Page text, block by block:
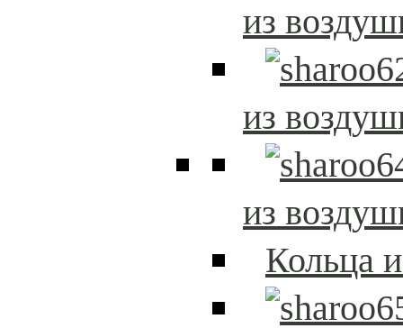
из
из
из
Кольца